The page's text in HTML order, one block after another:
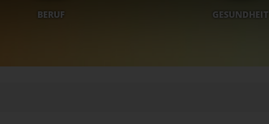
BERUF GESUNDHEIT